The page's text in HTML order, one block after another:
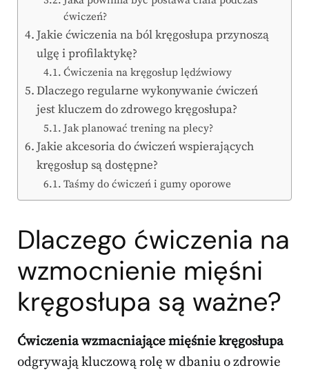
ćwiczeń?
Jakie ćwiczenia na ból kręgosłupa przynoszą
ulgę i profilaktykę?
Ćwiczenia na kręgosłup lędźwiowy
Dlaczego regularne wykonywanie ćwiczeń
jest kluczem do zdrowego kręgosłupa?
Jak planować trening na plecy?
Jakie akcesoria do ćwiczeń wspierających
kręgosłup są dostępne?
Taśmy do ćwiczeń i gumy oporowe
Dlaczego ćwiczenia na
wzmocnienie mięśni
kręgosłupa są ważne?
Ćwiczenia wzmacniające mięśnie kręgosłupa
odgrywają kluczową rolę w dbaniu o zdrowie